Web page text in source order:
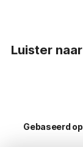
Luister
Gebaseerd